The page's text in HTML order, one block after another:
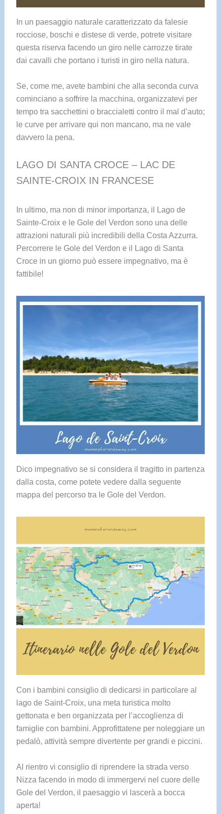
In un paesaggio naturale caratterizzato da falesie
rocciose, boschi e distese di verde, potrete visitare
questa riserva facendo un giro nelle carrozze tirate
dai cavalli che portano i turisti in giro nella natura.
Se, come me, avete bambini che alla seconda curva
cominciano a soffrire la macchina, organizzatevi per
tempo tra sacchettini o braccialetti contro il mal d’auto;
le curve per arrivare qui non mancano, ma ne vale
davvero la pena.
LAGO DI SANTA CROCE – LAC DE
SAINTE-CROIX IN FRANCESE
In ultimo, ma non di minor importanza, il Lago de
Sainte-Croix e le Gole del Verdon sono una delle
attrazioni naturali più incredibili della Costa Azzurra.
Percorrere le Gole del Verdon e il Lago di Santa
Croce in un giorno può essere impegnativo, ma è
fattibile!
Dico impegnativo se si considera il tragitto in partenza
dalla costa, come potete vedere dalla seguente
mappa del percorso tra le Gole del Verdon.
Con i bambini consiglio di dedicarsi in particolare al
lago de Saint-Croix, una meta turistica molto
gettonata e ben organizzata per l’accoglienza di
famiglie con bambini. Approfittatene per noleggiare un
pedalò, attività sempre divertente per grandi e piccini.
Al rientro vi consiglio di riprendere la strada verso
Nizza facendo in modo di immergervi nel cuore delle
Gole del Verdon, il paesaggio vi lascerà a bocca
aperta!